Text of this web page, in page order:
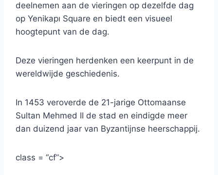
deelnemen aan de vieringen op dezelfde dag
op Yenikapı Square en biedt een visueel
hoogtepunt van de dag.
Deze vieringen herdenken een keerpunt in de
wereldwijde geschiedenis.
In 1453 veroverde de 21-jarige Ottomaanse
Sultan Mehmed II de stad en eindigde meer
dan duizend jaar van Byzantijnse heerschappij.
class = “cf”>